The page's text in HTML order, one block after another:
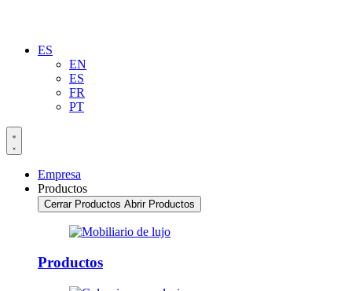
ES
EN
ES
FR
PT
Empresa
Productos
Cerrar Productos Abrir Productos
Productos